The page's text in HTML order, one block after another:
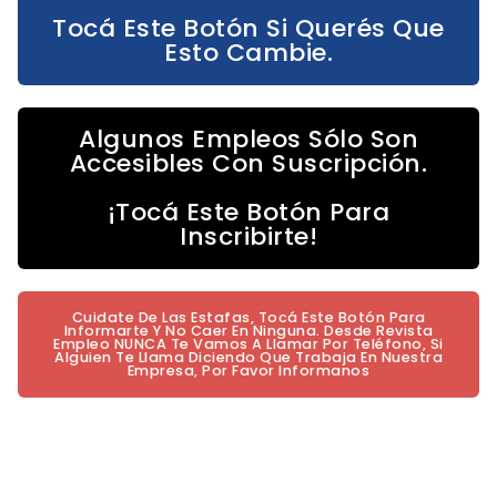
Tocá Este Botón Si Querés Que
Esto Cambie.
Algunos Empleos Sólo Son
Accesibles Con Suscripción.
¡Tocá Este Botón Para
Inscribirte!
Cuidate De Las Estafas, Tocá Este Botón Para
Informarte Y No Caer En Ninguna. Desde Revista
Empleo NUNCA Te Vamos A Llamar Por Teléfono, Si
Alguien Te Llama Diciendo Que Trabaja En Nuestra
Empresa, Por Favor Informanos